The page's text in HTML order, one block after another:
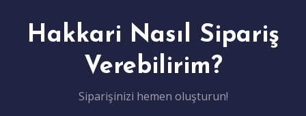
Hakkari Nasıl Sipariş
Verebilirim?
Siparişinizi hemen oluşturun!